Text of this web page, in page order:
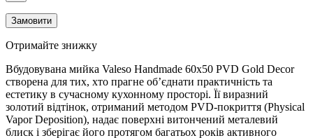
Замовити
Отримайте знижку
Вбудовувана мийка Valeso Handmade 60x50 PVD Gold Decor
створена для тих, хто прагне об’єднати практичність та
естетику в сучасному кухонному просторі. Її виразний
золотий відтінок, отриманий методом PVD-покриття (Physical
Vapor Deposition), надає поверхні витончений металевий
блиск і зберігає його протягом багатьох років активного